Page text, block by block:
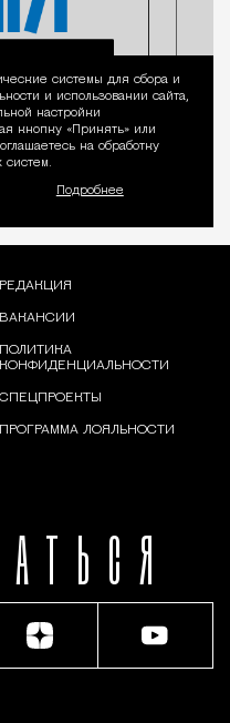
системы для сбора и
и использовании сайта,
настройки
кнопку «Принять» или
на обработку
систем.
Подробнее
РЕДАКЦИЯ
ВАКАНСИИ
ПОЛИТИКА
КОНФИДЕНЦИАЛЬНОСТИ
СПЕЦПРОЕКТЫ
ПРОГРАММА ЛОЯЛЬНОСТИ